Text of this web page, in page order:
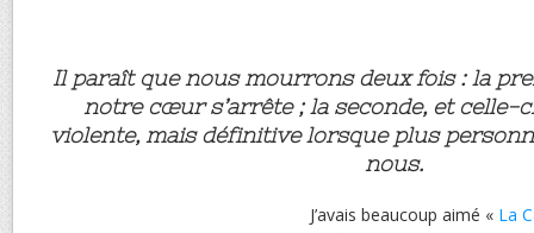
Il paraît que nous mourrons deux fois : la
notre cœur s’arrête ; la seconde, et celle-
violente, mais définitive lorsque plus
nous.
J’avais beaucoup aimé « La